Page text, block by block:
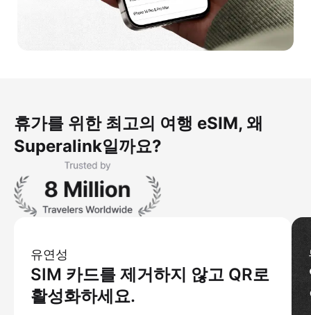
휴가를 위한 최고의 여행 eSIM, 왜
Superalink일까요?
유연성
SIM 카드를 제거하지 않고 QR로
활성화하세요.